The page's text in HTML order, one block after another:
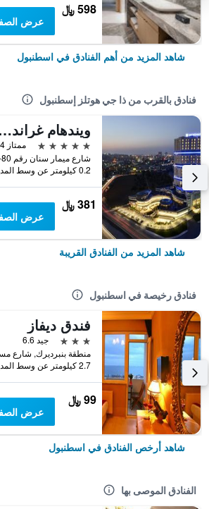
598 ﷼
عرض
شاهد المزيد من أهم الفنادق في اسطنبول
فنادق بالقرب من ذا جي هوتلز إسطنبول
ويندهام غراند
5 نجوم
ممتاز 9.4
0.2 كيلومتر عن وسط المدينة
381 ﷼
عرض
شاهد المزيد من الفنادق القريبة
فنادق رخيصة في اسطنبول
فندق ديفاز
3 نجوم
جيد 6.6
2.7 كيلومتر عن وسط المدينة
99 ﷼
عرض
شاهد أرخص الفنادق في اسطنبول
الفنادق الموصى بها